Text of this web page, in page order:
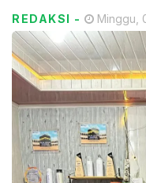
REDAKSI - Minggu,